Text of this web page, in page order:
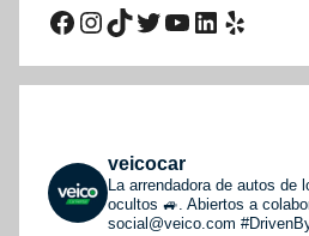
Facebook
Instagram
TikTok
Twitter
YouTube
LinkedIn
Yelp
veicocar
La arrendadora de autos de
ocultos 🚙. Abiertos a
social@veico.com